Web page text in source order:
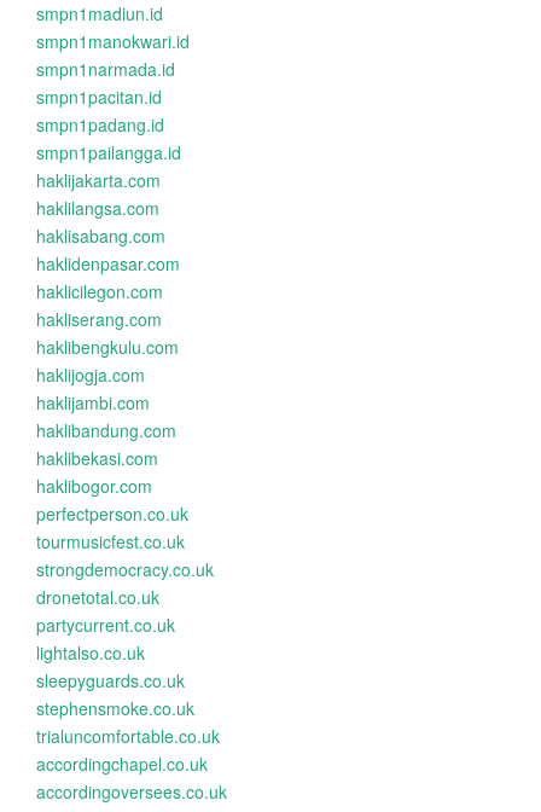
smpn1madiun.id
smpn1manokwari.id
smpn1narmada.id
smpn1pacitan.id
smpn1padang.id
smpn1pailangga.id
haklijakarta.com
haklilangsa.com
haklisabang.com
haklidenpasar.com
haklicilegon.com
hakliserang.com
haklibengkulu.com
haklijogja.com
haklijambi.com
haklibandung.com
haklibekasi.com
haklibogor.com
perfectperson.co.uk
tourmusicfest.co.uk
strongdemocracy.co.uk
dronetotal.co.uk
partycurrent.co.uk
lightalso.co.uk
sleepyguards.co.uk
stephensmoke.co.uk
trialuncomfortable.co.uk
accordingchapel.co.uk
accordingoversees.co.uk